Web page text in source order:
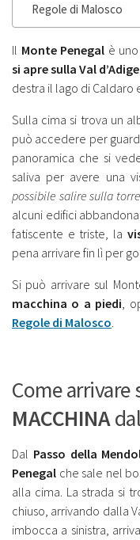
Regole di Malosco
Il Monte Penegal è
si apre sulla Val d’Adige
destra il lago di Caldaro
Sulla cima si trova un
può accedere per
panoramica che si
saliva per avere una
possibile salire sulla
alcuni edifici
fatiscente e triste, la
pena arrivare fin lì per
Si può arrivare sul
macchina o a piedi,
Regole di Malosco.
Come arrivare
MACCHINA
Dal Passo della
Penegal che sale nel
alla cima. La strada si
chiuso, arrivando dalla
imbocca a sinistra,